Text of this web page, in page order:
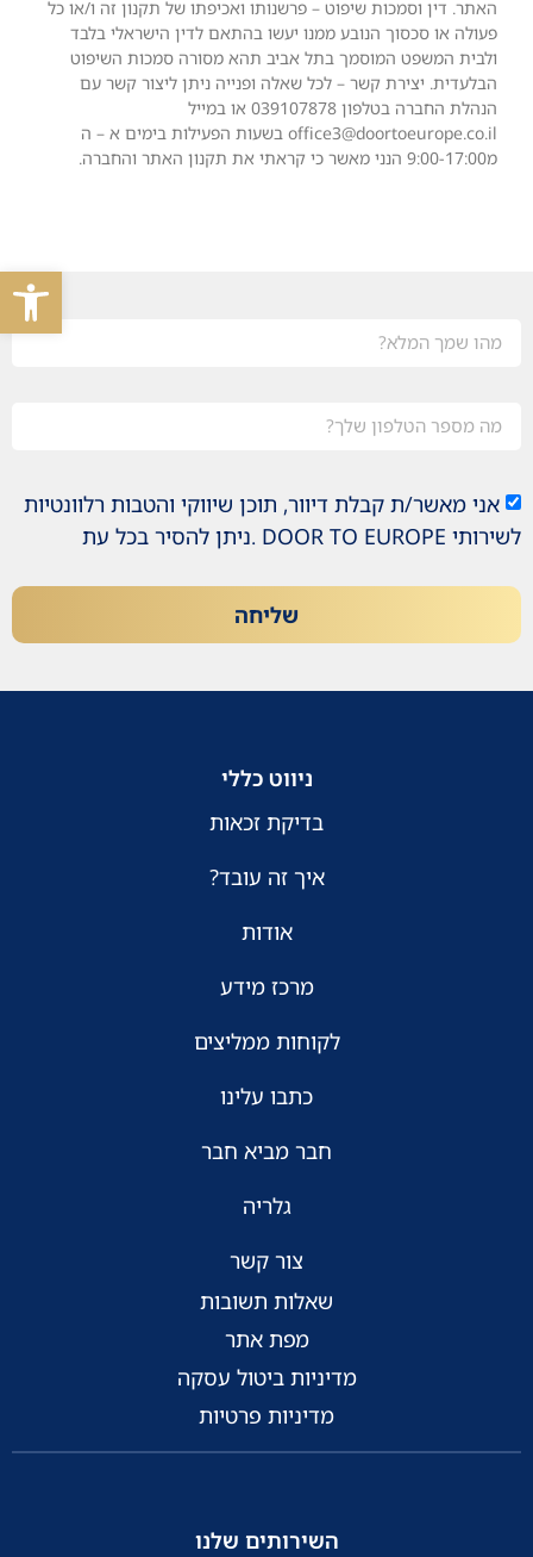
פתח
האתר. דין וסמכות שיפוט – פרשנותו ואכיפתו של תקנון זה ו/או כל
פעולה או סכסוך הנובע ממנו יעשו בהתאם לדין הישראלי בלבד
ולבית המשפט המוסמך בתל אביב תהא מסורה סמכות השיפוט
הבלעדית. יצירת קשר – לכל שאלה ופנייה ניתן ליצור קשר עם
הנהלת החברה בטלפון 039107878 או במייל
office3@doortoeurope.co.il בשעות הפעילות בימים א – ה
מ9:00-17:00 הנני מאשר כי קראתי את תקנון האתר והחברה.
אני מאשר/ת קבלת דיוור, תוכן שיווקי והטבות רלוונטיות
לשירותי DOOR TO EUROPE .ניתן להסיר בכל עת
שליחה
ניווט כללי
בדיקת זכאות
איך זה עובד?
אודות
מרכז מידע
לקוחות ממליצים
כתבו עלינו
חבר מביא חבר
גלריה
צור קשר
שאלות תשובות
מפת אתר
מדיניות ביטול עסקה
מדיניות פרטיות
השירותים שלנו